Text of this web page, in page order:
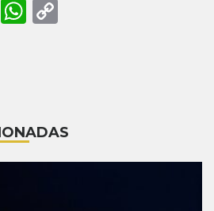
LinkedIn
WhatsApp